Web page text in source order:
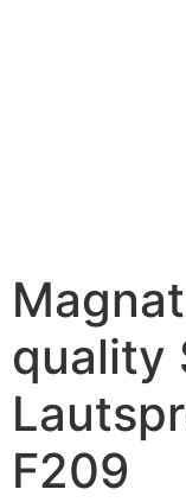
quality
F209